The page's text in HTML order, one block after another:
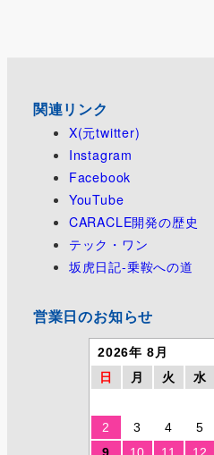
関連リンク
X(元twitter)
Instagram
Facebook
YouTube
CARACLE開発の歴史
テック・ワン
坂虎日記-乗鞍への道
営業日のお知らせ
2026年 8月
日
月 火 水
2
3 4 5